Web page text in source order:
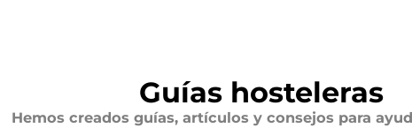
Guías hosteleras
Hemos creados guías, artículos y consejos para